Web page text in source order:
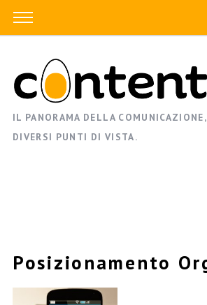
IL PANORAMA DELLA
DIVERSI PUNTI DI VISTA.
Posizionamento